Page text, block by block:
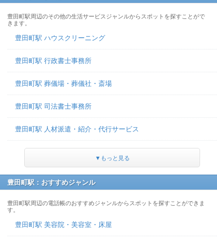
豊田町駅周辺のその他の生活サービスジャンルからスポットを探すことがで
きます。
豊田町駅 ハウスクリーニング
豊田町駅 行政書士事務所
豊田町駅 葬儀場・葬儀社・斎場
豊田町駅 司法書士事務所
豊田町駅 人材派遣・紹介・代行サービス
▼もっと見る
豊田町駅：おすすめジャンル
豊田町駅周辺の電話帳のおすすめジャンルからスポットを探すことができま
す。
豊田町駅 美容院・美容室・床屋